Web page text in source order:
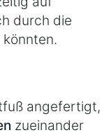
durch die
angefertigt,
zueinander